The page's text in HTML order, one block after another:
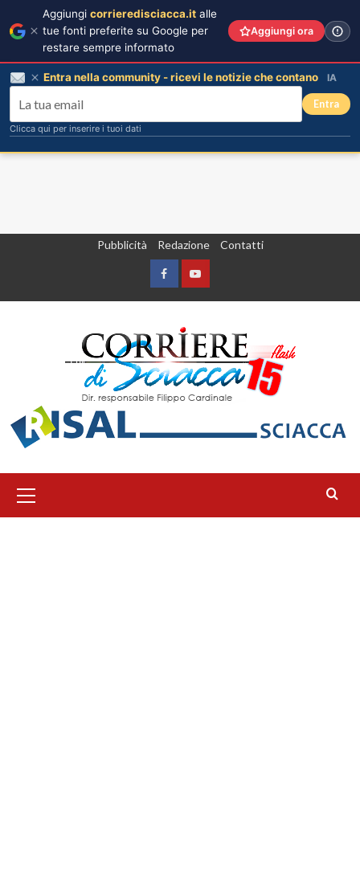
Pubblicità Redazione Contatti
FacebookYountube
principale
Aggiungi corrieredisciacca.it alle
tue fonti preferite su Google per
restare sempre informato
Aggiungi ora
Entra nella community - ricevi le notizie che contano IA
Entra
Clicca qui per inserire i tuoi dati